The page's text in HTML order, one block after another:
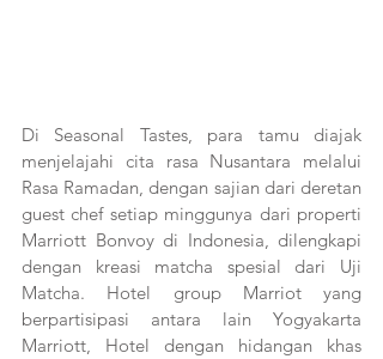
Di Seasonal Tastes, para tamu diajak
menjelajahi cita rasa Nusantara melalui
Rasa Ramadan, dengan sajian dari deretan
guest chef setiap minggunya dari properti
Marriott Bonvoy di Indonesia, dilengkapi
dengan kreasi matcha spesial dari Uji
Matcha. Hotel group Marriot yang
berpartisipasi antara lain Yogyakarta
Marriott, Hotel dengan hidangan khas